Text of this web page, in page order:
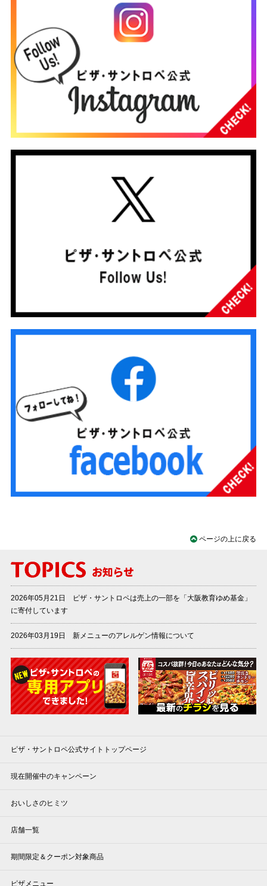
ページの上に戻る
2026年05月21日 ピザ・サントロペは売上の一部を「大阪教育ゆめ基金」
に寄付しています
2026年03月19日 新メニューのアレルゲン情報について
ピザ・サントロペ公式サイトトップページ
現在開催中のキャンペーン
おいしさのヒミツ
店舗一覧
期間限定＆クーポン対象商品
ピザメニュー